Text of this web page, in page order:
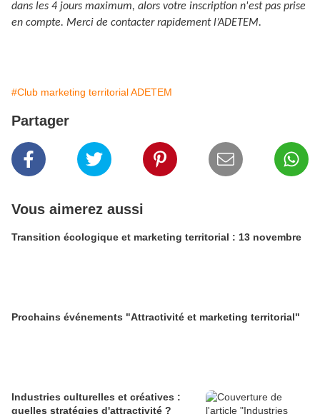
dans les 4 jours maximum, alors votre inscription n'est pas prise
en compte. Merci de contacter rapidement l’ADETEM.
#Club marketing territorial ADETEM
Partager
Vous aimerez aussi
Transition écologique et marketing territorial : 13 novembre
Prochains événements "Attractivité et marketing territorial"
Industries culturelles et créatives :
quelles stratégies d'attractivité ?